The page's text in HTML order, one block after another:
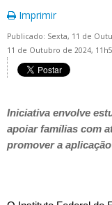
Imprimir
Publicado: Sexta, 11 de
11 de Outubro de 2024,
Iniciativa envolve
apoiar famílias com
promover a aplicação